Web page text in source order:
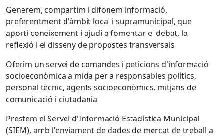
Generem, compartim i difonem informació,
preferentment d'àmbit local i supramunicipal, que
aporti coneixement i ajudi a fomentar el debat, la
reflexió i el disseny de propostes transversals
Oferim un servei de comandes i peticions d'informació
socioeconòmica a mida per a responsables polítics,
personal tècnic, agents socioeconòmics, mitjans de
comunicació i ciutadania
Prestem el Servei d'Informació Estadística Municipal
(SIEM), amb l'enviament de dades de mercat de treball a